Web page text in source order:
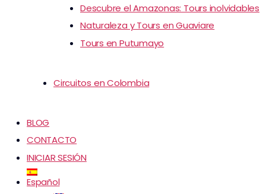
Descubre el Amazonas: Tours inolvidables
Naturaleza y Tours en Guaviare
Tours en Putumayo
Circuitos en Colombia
BLOG
CONTACTO
INICIAR SESIÓN
Español